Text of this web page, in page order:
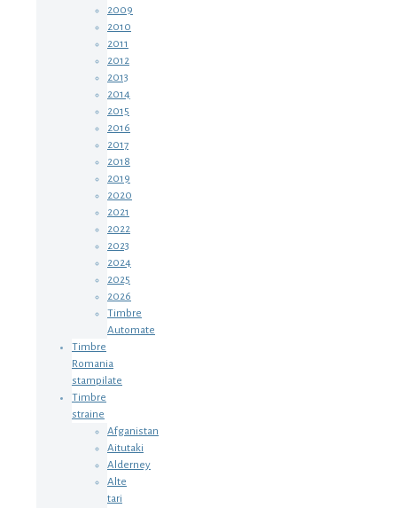
2009
2010
2011
2012
2013
2014
2015
2016
2017
2018
2019
2020
2021
2022
2023
2024
2025
2026
Timbre
Automate
Timbre
Romania
stampilate
Timbre
straine
Afganistan
Aitutaki
Alderney
Alte
tari